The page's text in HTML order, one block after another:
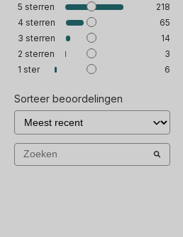
5 sterren
218
4 sterren
65
3 sterren
14
2 sterren
3
1 ster 6
Sorteer beoordelingen